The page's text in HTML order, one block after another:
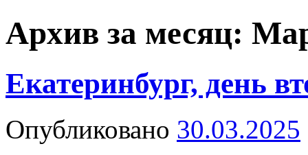
Архив за месяц:
Екатеринбург, день
Опубликовано 30.03.2025